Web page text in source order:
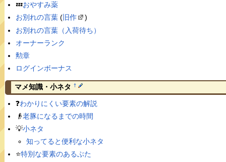
💤おやすみ薬
お別れの言葉(旧作
)
お別れの言葉（入荷待ち）
オーナーランク
勲章
ログインボーナス
マメ知識・小ネタ †
❓わかりにくい要素の解説
👴老豚になるまでの時間
💡小ネタ
知ってると便利な小ネタ
⭐️特別な要素のあるぶた